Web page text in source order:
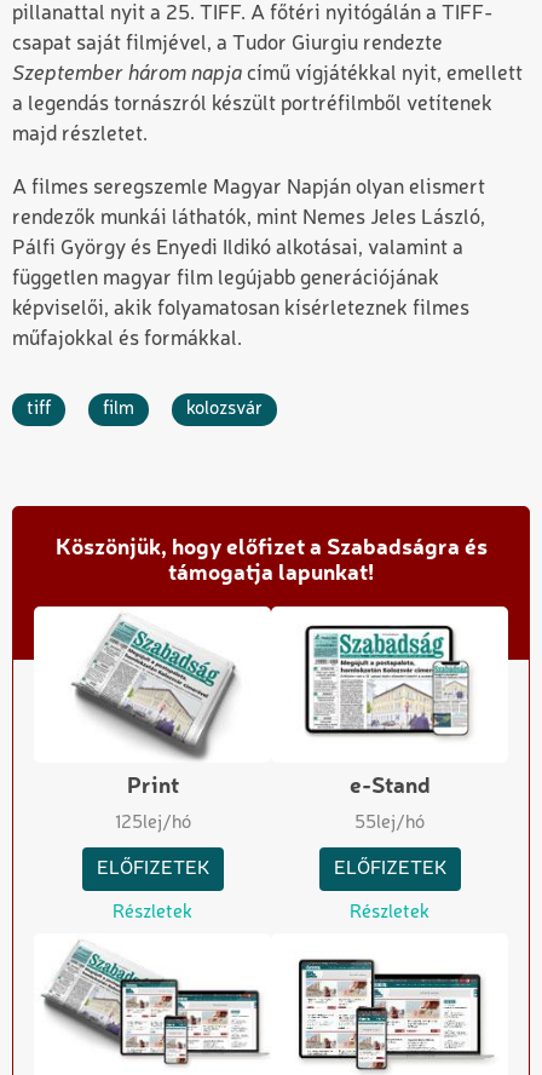
pillanattal nyit a 25. TIFF. A főtéri nyitógálán a TIFF-
csapat saját filmjével, a Tudor Giurgiu rendezte
Szeptember három napja című vígjátékkal nyit, emellett
a legendás tornászról készült portréfilmből vetítenek
majd részletet.
A filmes seregszemle Magyar Napján olyan elismert
rendezők munkái láthatók, mint Nemes Jeles László,
Pálfi György és Enyedi Ildikó alkotásai, valamint a
független magyar film legújabb generációjának
képviselői, akik folyamatosan kísérleteznek filmes
műfajokkal és formákkal.
tiff film kolozsvár
Köszönjük, hogy előfizet a Szabadságra és
támogatja lapunkat!
Print
125lej/hó
ELŐFIZETEK
Részletek
e-Stand
55lej/hó
ELŐFIZETEK
Részletek